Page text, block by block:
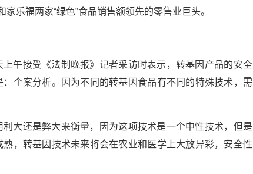
乐福两家“绿色”食品销售额领先的零售业巨头。
午接受《法制晚报》记者采访时表示，转基因产品的安全
个案分析。因为不同的转基因食品有不同的特殊技术，需
大还是弊大来衡量，因为这项技术是一个中性技术，但是
，转基因技术未来将会在农业和医学上大放异彩，安全性